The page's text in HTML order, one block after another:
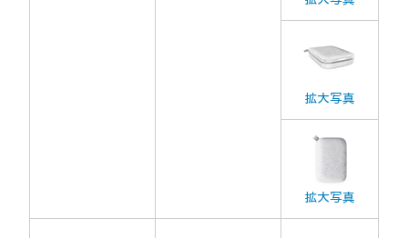
拡大写真
拡大写真